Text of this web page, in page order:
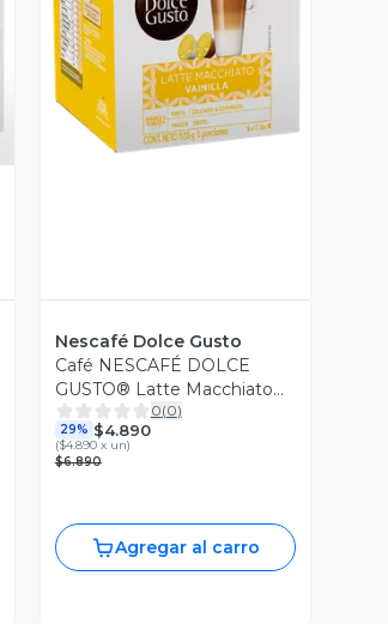
Vista Previa
Nescafé Dolce Gusto
Café NESCAFÉ DOLCE
GUSTO® Latte Macchiato
Vanilla 10 Cápsulas
0(0)
29% $4.890
($4.890 x un)
$6.890
Agregar al carro